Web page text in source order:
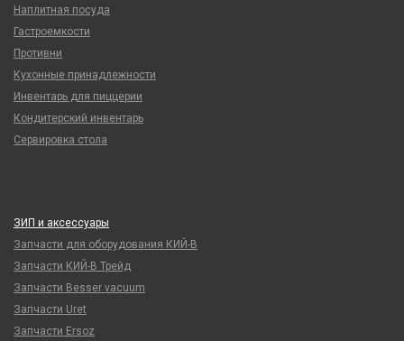
Наплитная посуда
Гастроемкости
Противни
Кухонные принадлежности
Инвентарь для пиццерии
Кондитерский инвентарь
Сервировка стола
ЗИП и аксессуары
Запчасти для оборудования КИЙ-В
Запчасти КИЙ-В Трейд
Запчасти Besser vacuum
Запчасти Uret
Запчасти Ersoz